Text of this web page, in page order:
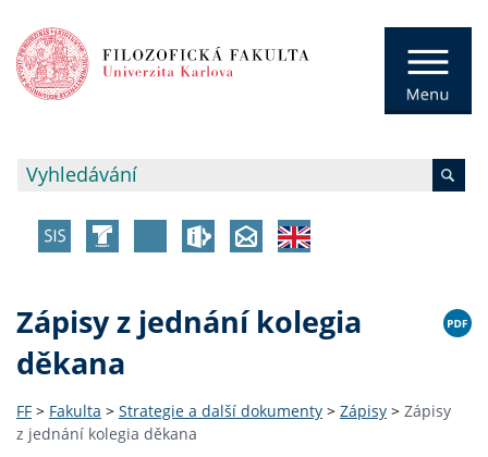
Zápisy z jednání kolegia
děkana
FF > Fakulta > Strategie a další dokumenty > Zápisy > Zápisy
z jednání kolegia děkana